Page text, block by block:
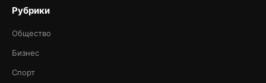
Рубрики
Общество
Бизнес
Спорт